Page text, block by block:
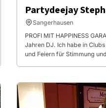
Partydeejay
Sangerhausen
PROFI MIT HAPPINESS
Jahren DJ. Ich habe in
und Feiern für Stimmung